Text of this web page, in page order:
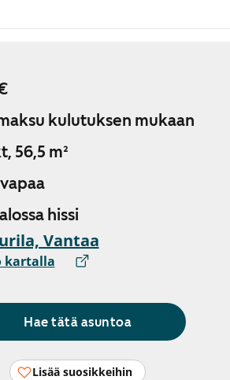
kulutuksen mukaan
56,5 m²
hissi
Vantaa
kartalla
Hae tätä asuntoa
Lisää suosikkeihin